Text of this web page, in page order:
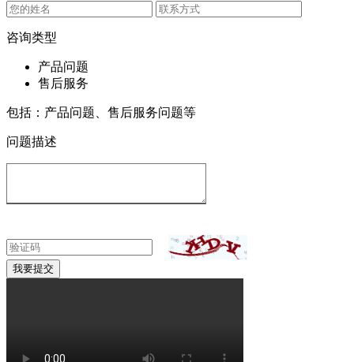
咨询类型
产品问题
售后服务
包括：产品问题、售后服务问题等
问题描述